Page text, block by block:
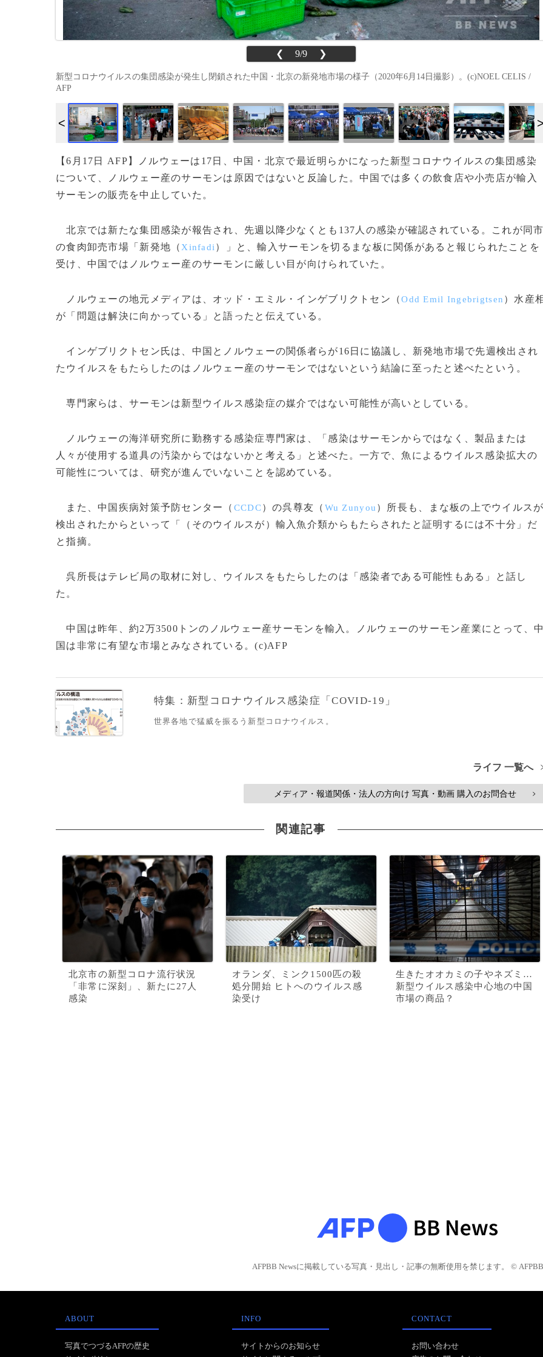
❮ 9/9 ❯
新型コロナウイルスの集団感染が発生し閉鎖された中国・北京の新発地市場の様子（2020年6月14日撮影）。(c)NOEL CELIS /
AFP
【6月17日 AFP】ノルウェーは17日、中国・北京で最近明らかになった新型コロナウイルスの集団感染
について、ノルウェー産のサーモンは原因ではないと反論した。中国では多くの飲食店や小売店が輸入
サーモンの販売を中止していた。
北京では新たな集団感染が報告され、先週以降少なくとも137人の感染が確認されている。これが同
の食肉卸売市場「新発地（ Xinfadi ）」と、輸入サーモンを切るまな板に関係があると報じられたことを
受け、中国ではノルウェー産のサーモンに厳しい目が向けられていた。
ノルウェーの地元メディアは、オッド・エミル・インゲブリクトセン（Odd Emil Ingebrigtsen ）水産
が「問題は解決に向かっている」と語ったと伝えている。
インゲブリクトセン氏は、中国とノルウェーの関係者らが16日に協議し、新発地市場で先週検出され
たウイルスをもたらしたのはノルウェー産のサーモンではないという結論に至ったと述べたという。
専門家らは、サーモンは新型ウイルス感染症の媒介ではない可能性が高いとしている。
ノルウェーの海洋研究所に勤務する感染症専門家は、「感染はサーモンからではなく、製品または
人々が使用する道具の汚染からではないかと考える」と述べた。一方で、魚によるウイルス感染拡大の
可能性については、研究が進んでいないことを認めている。
また、中国疾病対策予防センター（ CCDC）の呉尊友（ Wu Zunyou ）所長も、まな板の上でウイルス
検出されたからといって「（そのウイルスが）輸入魚介類からもたらされたと証明するには不十分」だ
と指摘。
呉所長はテレビ局の取材に対し、ウイルスをもたらしたのは「感染者である可能性もある」と話し
た。
中国は昨年、約2万3500トンのノルウェー産サーモンを輸入。ノルウェーのサーモン産業にとって、
国は非常に有望な市場とみなされている。(c)AFP
特集：新型コロナウイルス感染症「COVID-19」
世界各地で猛威を振るう新型コロナウイルス。
ライフ 一覧へ
メディア・報道関係・法人の方向け 写真・動画 購入のお問合せ >
関連記事
北京市の新型コロナ流行状況
「非常に深刻」、新たに27人
感染
オランダ、ミンク1500匹の殺
処分開始 ヒトへのウイルス感
染受け
生きたオオカミの子やネズミ…
新型ウイルス感染中心地の中国
市場の商品？
AFPBB Newsに掲載している写真・見出し・記事の無断使用を禁じます。 © AFPBB
ABOUT
写真でつづるAFPの歴史
INFO
サイトからのお知らせ
CONTACT
お問い合わせ